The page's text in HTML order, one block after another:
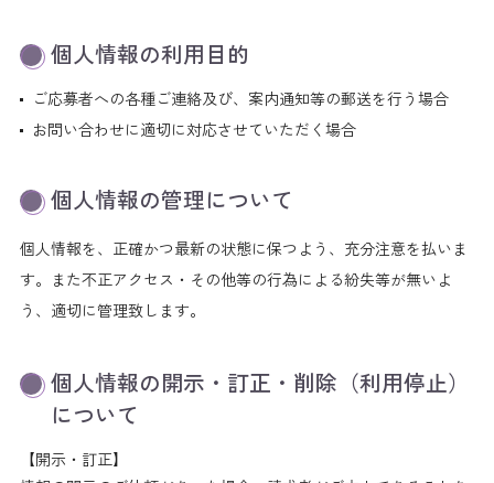
個人情報の利用目的
ご応募者への各種ご連絡及び、案内通知等の郵送を行う場合
お問い合わせに適切に対応させていただく場合
個人情報の管理について
個人情報を、正確かつ最新の状態に保つよう、充分注意を払いま
す。また不正アクセス・その他等の行為による紛失等が無いよ
う、適切に管理致します。
個人情報の開示・訂正・削除（利用停止）
について
【開示・訂正】